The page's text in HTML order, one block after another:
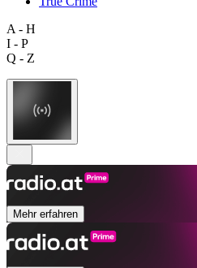
A - H
I - P
Q - Z
Mehr erfahren